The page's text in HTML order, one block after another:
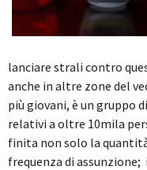
lanciare strali contro
anche in altre zone del
più giovani, è un gruppo
relativi a oltre 10mila
finita non solo la
frequenza di